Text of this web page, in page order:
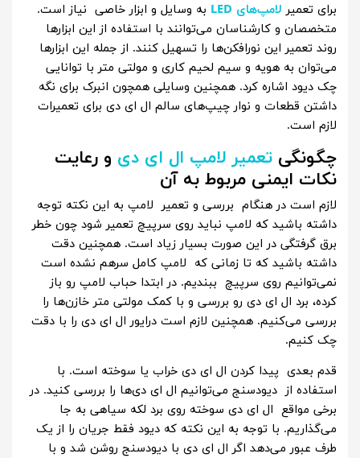
برای تعمیر لامپ‌های LED
به وسایل و ابزار خاصی نیاز است.
متخصصان و کارشناسان می‌توانند با استفاده از این ابزارها
روند تعمیر این نورافکن‌ها را تسهیل ‌کنند. از جمله این ابزارها
می‌توان به هویه و سیم لحیم کاری و مولتی متر با توانایی
چک دیود اشاره کرد. همچنین وسایلی همچون انبرک برای نگه
داشتن قطعات و نوار چیپ‌های سالم ال ای دی برای تعمیرات
لازم است.
چگونگی تعمیر لامپ ال ای دی و رعایت
نکات ایمنی مربوط به آن
لازم است در هنگام بررسی و تعمیر لامپ به این نکته توجه
داشته باشید که لامپ نباید روی سرپیچ تعمیر شود چون خطر
برق گرفتگی در این صورت بسیار زیاد است. همچنین دقت
داشته باشید که تا زمانی که لامپ کامل سرهم نشده است
نمی‌توانیم روی سرپیچ ببندیم. در ابتدا حباب لامپ رو باز
کرده، برد ال ای دی رو بررسی و با کمک مولتی متر خازن‌ها را
بررسی می‌کنیم. همچنین لازم است درایور ال ای دی را با دقت
چک کنیم.
قدم بعدی پیدا کردن ال ای دی خراب یا سوخته است. با
استفاده از دیودسنج می‌توانیم ال ای دی‌ها را بررسی کنید. در
برخی مواقع ال ای دی سوخته روی برد لکه سیاهی به جا
می‌گذاریم. با توجه به این نکته که دیود فقط جریان را از یک
طرف عبور می‌دهد اگر ال ای دی با دیودسنج روشن شد و با